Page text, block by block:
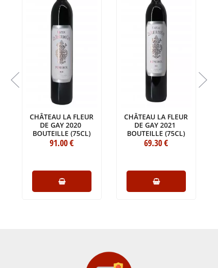
CHÂTEAU LA FLEUR
DE GAY 2020
BOUTEILLE (75CL)
91.00€
CHÂTEAU LA FLEUR
DE GAY 2021
BOUTEILLE (75CL)
69.30€